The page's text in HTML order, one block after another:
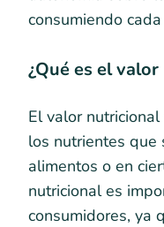
consumiendo
¿Qué es el
El valor
los nutrientes que
alimentos o en
nutricional es
consumidores, ya